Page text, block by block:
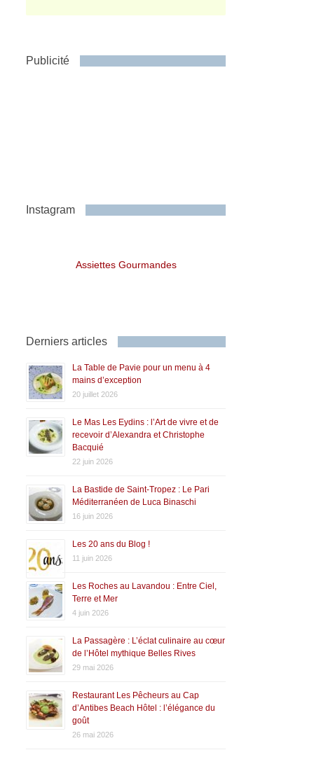
Publicité
Instagram
Assiettes Gourmandes
Derniers articles
La Table de Pavie pour un menu à 4
mains d’exception
20 juillet 2026
Le Mas Les Eydins : l’Art de vivre et de
recevoir d’Alexandra et Christophe
Bacquié
22 juin 2026
La Bastide de Saint-Tropez : Le Pari
Méditerranéen de Luca Binaschi
16 juin 2026
Les 20 ans du Blog !
11 juin 2026
Les Roches au Lavandou : Entre Ciel,
Terre et Mer
4 juin 2026
La Passagère : L’éclat culinaire au cœur
de l’Hôtel mythique Belles Rives
29 mai 2026
Restaurant Les Pêcheurs au Cap
d’Antibes Beach Hôtel : l’élégance du
goût
26 mai 2026